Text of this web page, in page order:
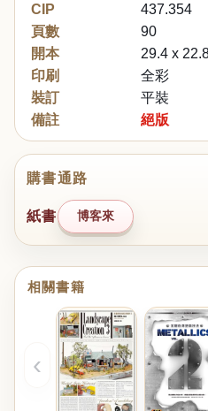
CIP
437.354
頁數
90
開本
29.4 x
印刷
全彩
裝訂
平裝
備註
絕版
購書通路
紙書 博客來
相關書籍
‹